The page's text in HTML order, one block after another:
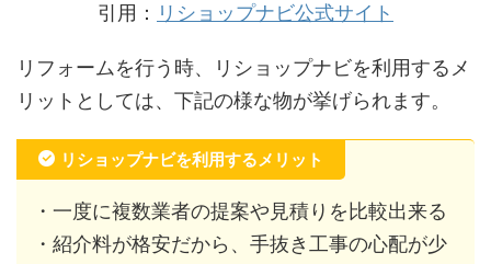
引用： リショップナビ公式サイト
リフォームを行う時、リショップナビを利用するメ
リットとしては、下記の様な物が挙げられます。
リショップナビを利用するメリット
・一度に複数業者の提案や見積りを比較出来る
・紹介料が格安だから、手抜き工事の心配が少